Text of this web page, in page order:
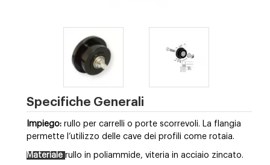
Specifiche Generali
Impiego: rullo per carrelli o porte scorrevoli. La flangia
permette l’utilizzo delle cave dei profili come rotaia.
Materiale rullo in poliammide, viteria in acciaio zincato.